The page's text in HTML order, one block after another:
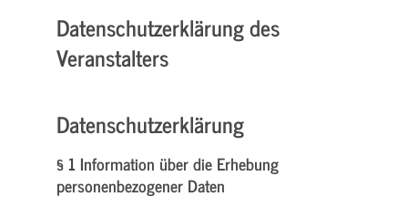
Datenschutzerklärung des
Veranstalters
Datenschutzerklärung
§ 1 Information über die Erhebung
personenbezogener Daten